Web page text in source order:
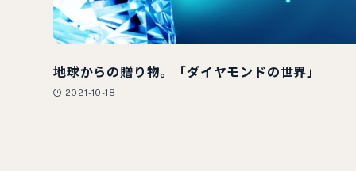
地球からの贈り物。「ダイヤモンドの世界」
2021-10-18